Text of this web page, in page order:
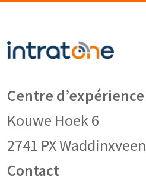
Centre d’expérience
Kouwe Hoek 6
2741 PX Waddinxveen
Contact